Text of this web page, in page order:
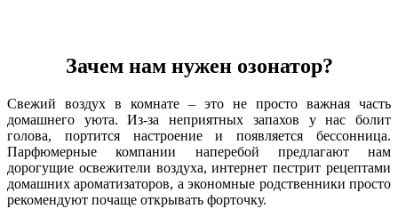
Зачем нам нужен озонатор?
Свежий воздух в комнате – это не просто важная часть
домашнего уюта. Из-за неприятных запахов у нас болит
голова, портится настроение и появляется бессонница.
Парфюмерные компании наперебой предлагают нам
дорогущие освежители воздуха, интернет пестрит рецептами
домашних ароматизаторов, а экономные родственники просто
рекомендуют почаще открывать форточку.